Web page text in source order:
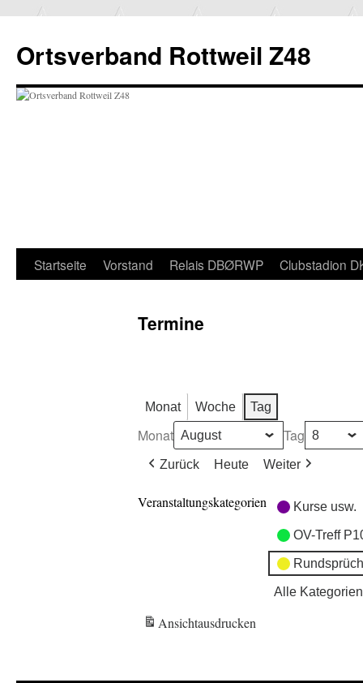
Ortsverband Rottweil Z48
Zum
Startseite Vorstand Relais DBØRWP Clubstadion
Termine
Monat Woche Tag
Monat Tag
Zurück Heute Weiter
Veranstaltungskategorien Kurse usw.
OV-Treff
Alle Kategorien
Ansichtausdrucken